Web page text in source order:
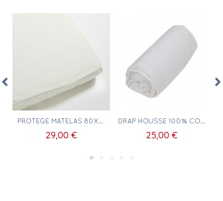
Aperçu rapide PROTÈGE MATELAS 80X140 POUR LIT ENFANT
29,00 €
Aperçu rapide DRAP HOUSSE 100% COTON 80X140
25,00 €